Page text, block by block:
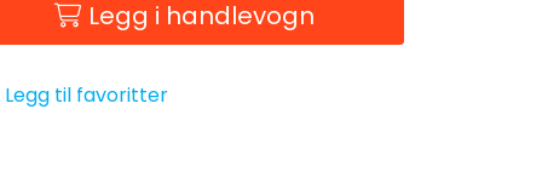
Legg i handlevogn
Legg til favoritter